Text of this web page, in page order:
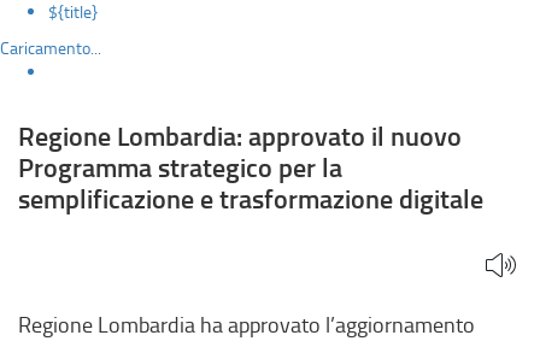
e
Trasformazione
Digitale
${title}
Caricamento...
Regione Lombardia: approvato il nuovo
Programma strategico per la
semplificazione e trasformazione digitale
Regione Lombardia ha approvato l’aggiornamento